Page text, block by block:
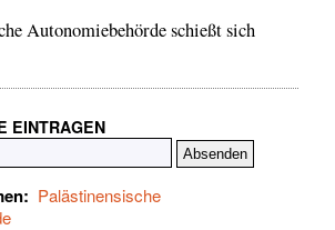
Autonomiebehörde schießt sich
EINTRAGEN
Palästinensische